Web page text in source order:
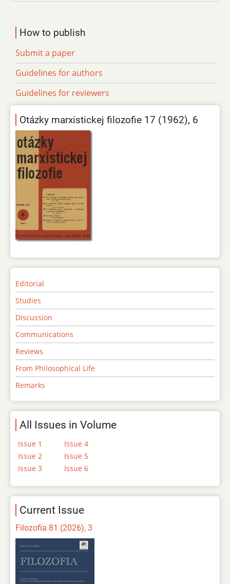
How to publish
Submit a paper
Guidelines for authors
Guidelines for reviewers
Otázky marxistickej filozofie 17 (1962), 6
Editorial
Studies
Discussion
Communications
Reviews
From Philosophical Life
Remarks
All Issues in Volume
Issue 1
Issue 2
Issue 3
Issue 4
Issue 5
Issue 6
Current Issue
Filozofia 81 (2026), 3